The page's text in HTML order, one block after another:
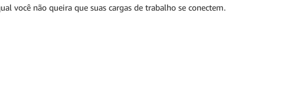
você não queira que suas cargas de trabalho se conectem.